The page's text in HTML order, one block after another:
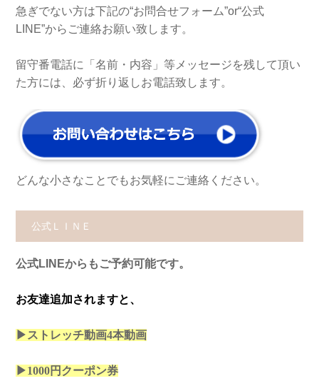
急ぎでない方は下記の“お問合せフォーム”or“公式
LINE”からご連絡お願い致します。
留守番電話に「名前・内容」等メッセージを残して頂い
た方には、必ず折り返しお電話致します。
どんな小さなことでもお気軽にご連絡ください。
公式ＬＩＮＥ
公式LINEからもご予約可能です。
お友達追加されますと、
▶ストレッチ動画4本動画
▶1000円クーポン券